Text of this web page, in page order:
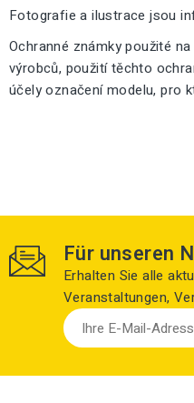
Fotografie a ilustrace jsou
Ochranné známky použité
výrobců, použití těchto
účely označení modelu, pro
Für unseren
Erhalten Sie alle
Veranstaltungen,